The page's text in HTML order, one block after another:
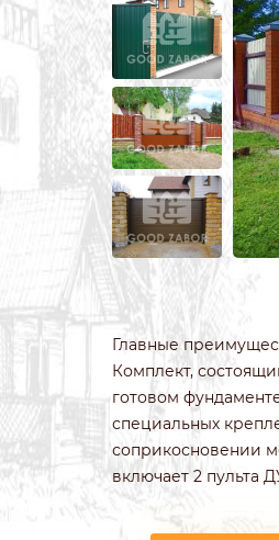
ИЗ СВАРНОЙ СЕТКИ
ИЗ ПРОФИЛЬНОЙ ТРУБЫ
СВАРНЫЕ ЗАБОРЫ
ЗАБОРЫ ДЛЯ ДАЧИ
ДЕРЕВЯННЫЕ
Главные
Комплект,
готовом
специальных
соприкосновении
включает 2 пульта